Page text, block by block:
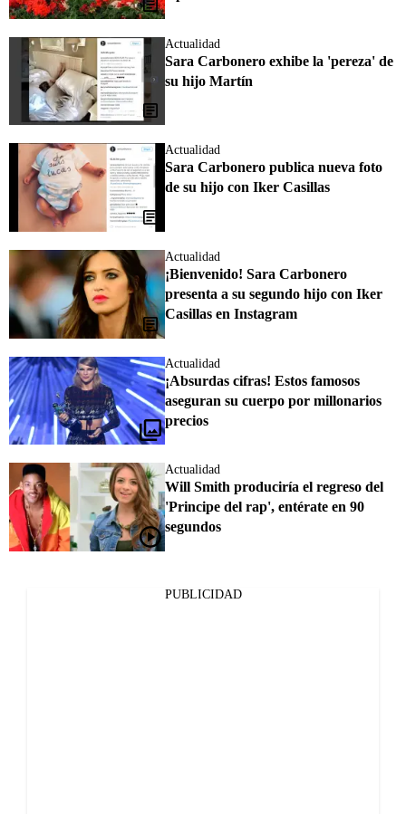
Actualidad
Sara Carbonero exhibe la 'pereza' de
su hijo Martín
Actualidad
Sara Carbonero publica nueva foto
de su hijo con Iker Casillas
Actualidad
¡Bienvenido! Sara Carbonero
presenta a su segundo hijo con Iker
Casillas en Instagram
Actualidad
¡Absurdas cifras! Estos famosos
aseguran su cuerpo por millonarios
precios
Actualidad
Will Smith produciría el regreso del
'Principe del rap', entérate en 90
segundos
PUBLICIDAD